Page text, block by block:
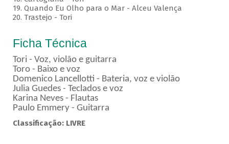
19. Quando Eu Olho para o Mar - Alceu Valença
20. Trastejo - Tori
Ficha Técnica
Tori - Voz, violão e guitarra
Toro - Baixo e voz
Domenico Lancellotti - Bateria, voz e violão
Julia Guedes - Teclados e voz
Karina Neves - Flautas
Paulo Emmery - Guitarra
Classificação: LIVRE